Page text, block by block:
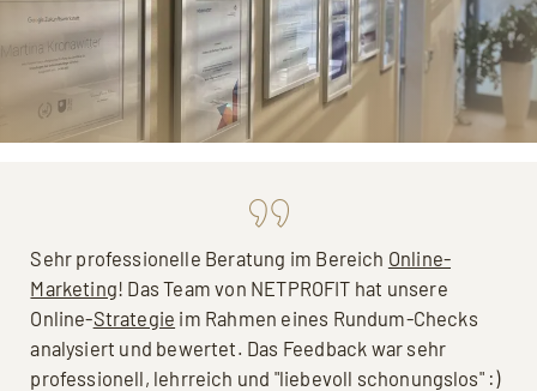
Sehr professionelle Beratung im Bereich Online-
Marketing! Das Team von NETPROFIT hat unsere
Online-Strategie im Rahmen eines Rundum-Checks
analysiert und bewertet. Das Feedback war sehr
professionell, lehrreich und "liebevoll schonungslos" :)